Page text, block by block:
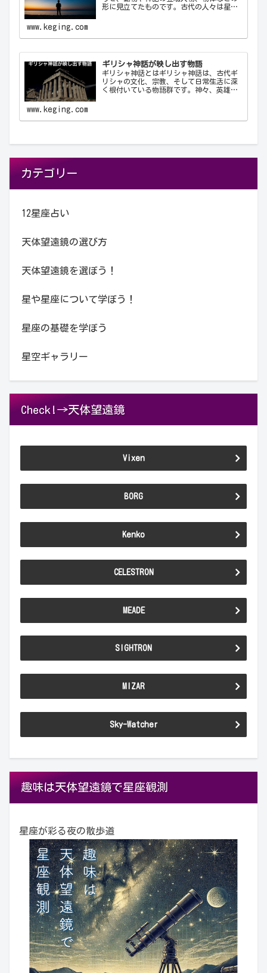
形に見立てたものです。古代の人々は星を
おいて重要な役…
www.keging.com
ギリシャ神話が映し出す物語
ギリシャ神話とはギリシャ神話は、古代ギ
リシャの文化、宗教、そして日常生活に深
く根付いている物語群です。神々、英雄、
哲学に多大な…
www.keging.com
カテゴリー
12星座占い
天体望遠鏡の選び方
天体望遠鏡を選ぼう！
星や星座について学ぼう！
星座の基礎を学ぼう
星空ギャラリー
Check!→天体望遠鏡
Vixen
BORG
Kenko
CELESTRON
MEADE
SIGHTRON
MIZAR
Sky-Watcher
趣味は天体望遠鏡で星座観測
星座が彩る夜の散歩道